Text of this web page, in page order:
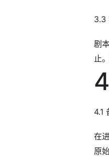
3.3
剧
止
4.1
在
原